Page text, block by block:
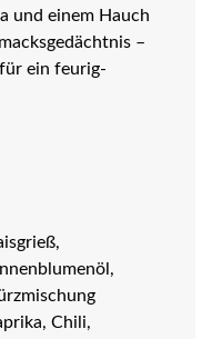
und einem Hauch
–
ein feurig-
Chili,